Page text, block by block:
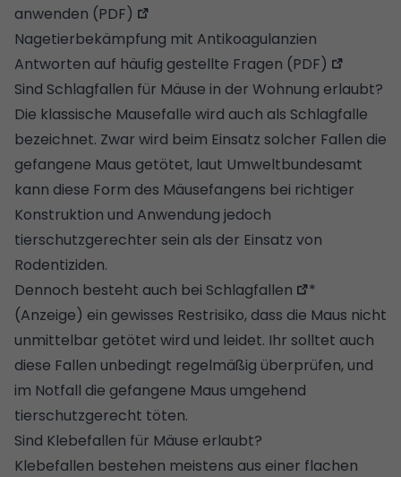
anwenden (PDF)
Nagetierbekämpfung mit Antikoagulanzien
Antworten auf häufig gestellte Fragen (PDF)
Sind Schlagfallen für Mäuse in der Wohnung erlaubt?
Die klassische Mausefalle wird auch als Schlagfalle
bezeichnet. Zwar wird beim Einsatz solcher Fallen die
gefangene Maus getötet, laut Umweltbundesamt
kann diese Form des Mäusefangens bei richtiger
Konstruktion und Anwendung jedoch
tierschutzgerechter sein als der Einsatz von
Rodentiziden.
Dennoch besteht auch bei Schlagfallen
*
(Anzeige) ein gewisses Restrisiko, dass die Maus nicht
unmittelbar getötet wird und leidet. Ihr solltet auch
diese Fallen unbedingt regelmäßig überprüfen, und
im Notfall die gefangene Maus umgehend
tierschutzgerecht töten.
Sind Klebefallen für Mäuse erlaubt?
Klebefallen bestehen meistens aus einer flachen